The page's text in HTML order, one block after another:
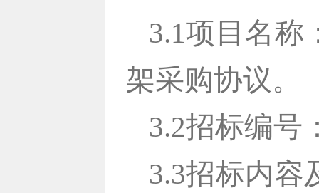
3.1项目名称
架采购协议。
3.2招标编号
3.3招标内容